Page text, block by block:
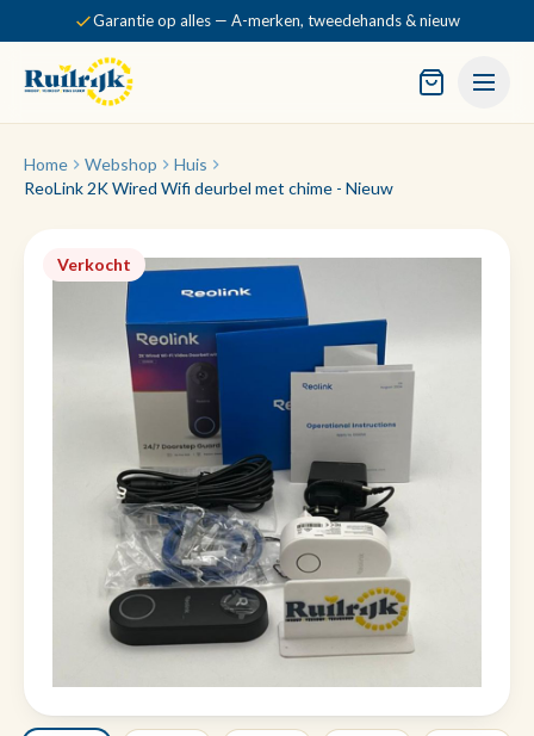
Garantie op alles — A-merken, tweedehands & nieuw
Home Webshop
Huis
ReoLink 2K Wired Wifi deurbel met chime - Nieuw
Verkocht